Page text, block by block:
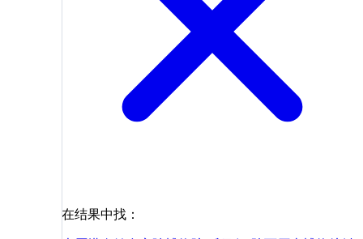
在结果中找：